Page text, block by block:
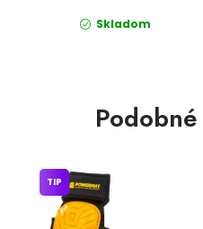
Skladom
TIP